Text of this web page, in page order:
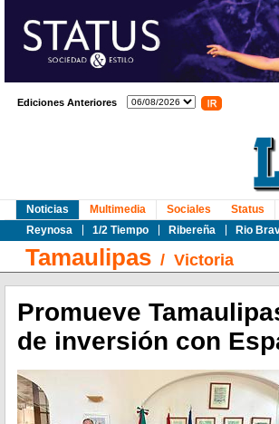
Ediciones Anteriores
Noticias
Reynosa
1/2 Tiempo Ribereña Rio
Multimedia Sociales Status
Tamaulipas / Victoria
Promueve
de inversión con